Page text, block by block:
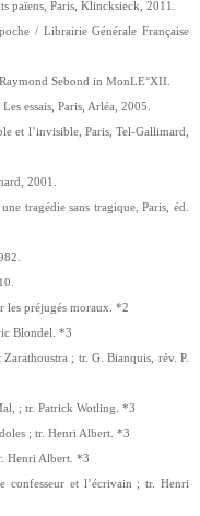
Paris, Klincksieck, 2011.
/ Librairie Générale Française
Sebond in MonLE°XII.
essais, Paris, Arléa, 2005.
l’invisible, Paris, Tel-Gallimard,
2001.
tragédie sans tragique, Paris, éd.
les préjugés moraux. *2
Blondel. *3
; tr. G. Bianquis, rév. P.
; tr. Patrick Wotling. *3
; tr. Henri Albert. *3
Henri Albert. *3
et l’écrivain ; tr. Henri